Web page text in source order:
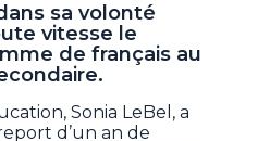
sa volonté
vitesse le
de français au
Sonia LeBel, a
d’un an de